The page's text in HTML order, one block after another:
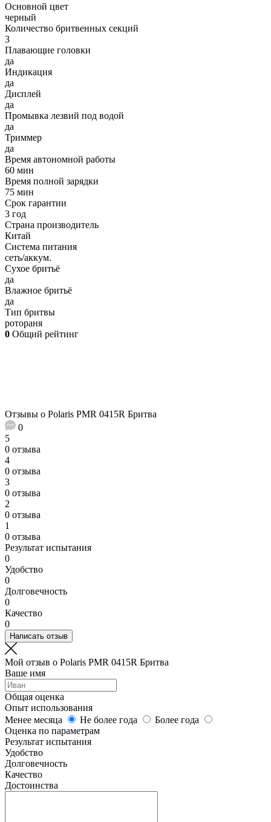
Основной цвет
черный
Количество бритвенных секций
3
Плавающие головки
да
Индикация
да
Дисплей
да
Промывка лезвий под водой
да
Триммер
да
Время автономной работы
60 мин
Время полной зарядки
75 мин
Срок гарантии
3 год
Страна производитель
Китай
Система питания
сеть/аккум.
Сухое бритьё
да
Влажное бритьё
да
Тип бритвы
ротораня
0 Общий рейтинг
Отзывы о Polaris PMR 0415R Бритва
0
5
0 отзыва
4
0 отзыва
3
0 отзыва
2
0 отзыва
1
0 отзыва
Результат испытания
0
Удобство
0
Долговечность
0
Качество
0
Написать отзыв
Мой отзыв о Polaris PMR 0415R Бритва
Ваше имя
Общая оценка
Опыт использования
Менее месяца
Не более года
Более года
Оценка по параметрам
Результат испытания
Удобство
Долговечность
Качество
Достоинства